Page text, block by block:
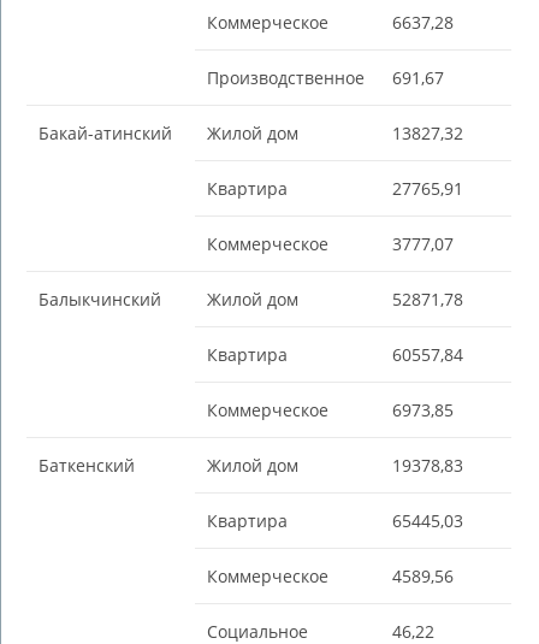
Коммерческое 6637,28
Производственное 691,67
Бакай-aтинский Жилой дом 13827,32
Квартира 27765,91
Коммерческое 3777,07
Балыкчинский Жилой дом 52871,78
Квартира 60557,84
Коммерческое 6973,85
Баткенский Жилой дом 19378,83
Квартира 65445,03
Коммерческое 4589,56
Социальное 46,22